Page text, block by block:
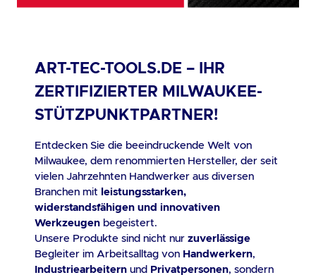
ART-TEC-TOOLS.DE – IHR
ZERTIFIZIERTER MILWAUKEE-
STÜTZPUNKTPARTNER!
Entdecken Sie die beeindruckende Welt von
Milwaukee, dem renommierten Hersteller, der seit
vielen Jahrzehnten Handwerker aus diversen
Branchen mit leistungsstarken,
widerstandsfähigen und innovativen
Werkzeugen begeistert.
Unsere Produkte sind nicht nur zuverlässige
Begleiter im Arbeitsalltag von Handwerkern,
Industriearbeitern und Privatpersonen, sondern